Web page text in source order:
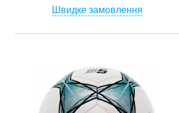
Швидке замовлення